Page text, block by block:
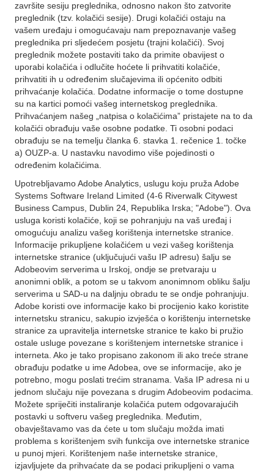
završite sesiju preglednika, odnosno nakon što zatvorite
preglednik (tzv. kolačići sesije). Drugi kolačići ostaju na
vašem uređaju i omogućavaju nam prepoznavanje vašeg
preglednika pri sljedećem posjetu (trajni kolačići). Svoj
preglednik možete postaviti tako da primite obavijest o
uporabi kolačića i odlučite hoćete li prihvatiti kolačiće,
prihvatiti ih u određenim slučajevima ili općenito odbiti
prihvaćanje kolačića. Dodatne informacije o tome dostupne
su na kartici pomoći vašeg internetskog preglednika.
Prihvaćanjem našeg „natpisa o kolačićima” pristajete na to da
kolačići obrađuju vaše osobne podatke. Ti osobni podaci
obrađuju se na temelju članka 6. stavka 1. rečenice 1. točke
a) OUZP-a. U nastavku navodimo više pojedinosti o
određenim kolačićima.
Upotrebljavamo Adobe Analytics, uslugu koju pruža Adobe
Systems Software Ireland Limited (4-6 Riverwalk Citywest
Business Campus, Dublin 24, Republika Irska; "Adobe"). Ova
usluga koristi kolačiće, koji se pohranjuju na vaš uređaj i
omogućuju analizu vašeg korištenja internetske stranice.
Informacije prikupljene kolačićem u vezi vašeg korištenja
internetske stranice (uključujući vašu IP adresu) šalju se
Adobeovim serverima u Irskoj, ondje se pretvaraju u
anonimni oblik, a potom se u takvom anonimnom obliku šalju
serverima u SAD-u na daljnju obradu te se ondje pohranjuju.
Adobe koristi ove informacije kako bi procijenio kako koristite
internetsku stranicu, sakupio izvješća o korištenju internetske
stranice za upravitelja internetske stranice te kako bi pružio
ostale usluge povezane s korištenjem internetske stranice i
interneta. Ako je tako propisano zakonom ili ako treće strane
obrađuju podatke u ime Adobea, ove se informacije, ako je
potrebno, mogu poslati trećim stranama. Vaša IP adresa ni u
jednom slučaju nije povezana s drugim Adobeovim podacima.
Možete spriječiti instaliranje kolačića putem odgovarajućih
postavki u softveru vašeg preglednika. Međutim,
obavještavamo vas da ćete u tom slučaju možda imati
problema s korištenjem svih funkcija ove internetske stranice
u punoj mjeri. Korištenjem naše internetske stranice,
izjavljujete da prihvaćate da se podaci prikupljeni o vama